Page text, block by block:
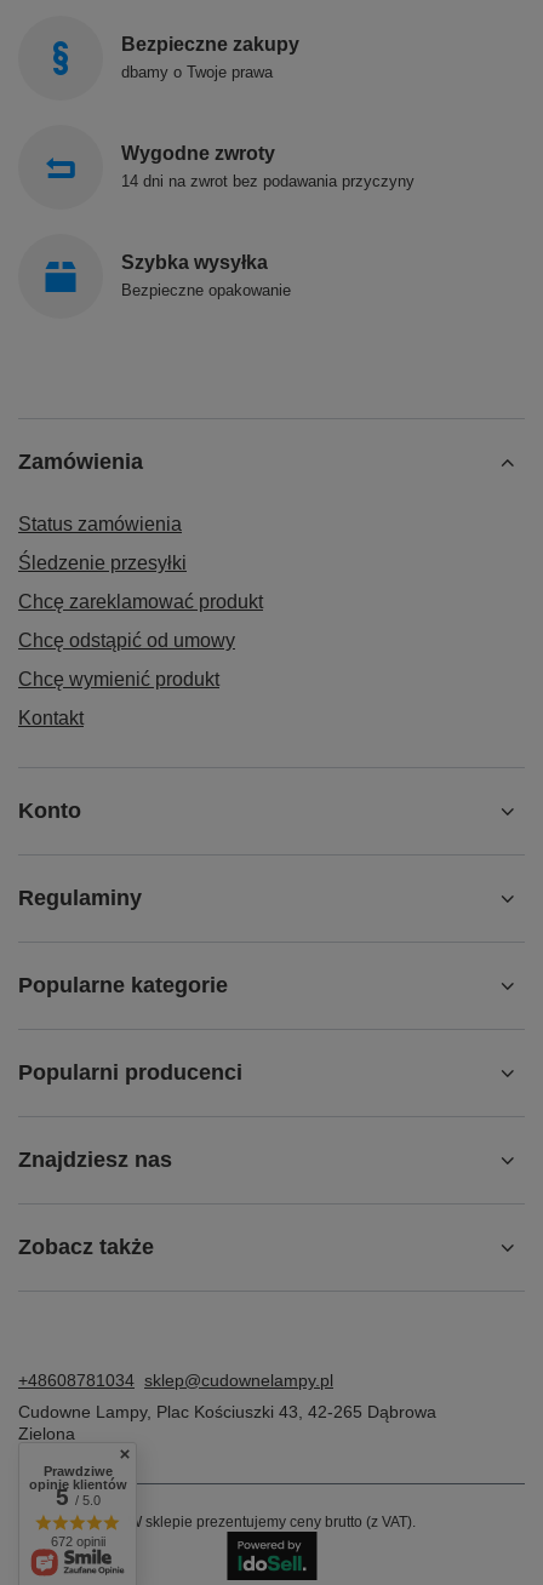
Bezpieczne zakupy
dbamy o Twoje prawa
Wygodne zwroty
14 dni na zwrot bez podawania przyczyny
Szybka wysyłka
Bezpieczne opakowanie
Zamówienia
Status zamówienia
Śledzenie przesyłki
Chcę zareklamować produkt
Chcę odstąpić od umowy
Chcę wymienić produkt
Kontakt
Konto
Regulaminy
Popularne kategorie
Popularni producenci
Znajdziesz nas
Zobacz także
+48608781034 sklep@cudownelampy.pl
Cudowne Lampy, Plac Kościuszki 43 42-265 Dąbrowa
Zielona
W sklepie prezentujemy ceny brutto (z VAT).
Prawdziwe
opinie klientów
5/ 5.0
672 opinii